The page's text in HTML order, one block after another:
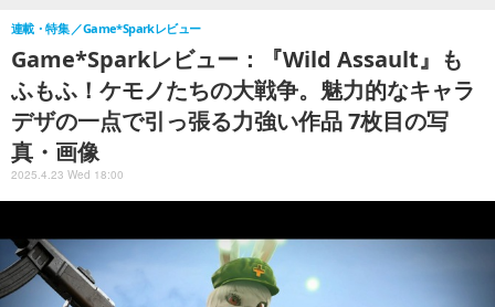
Game*Sparkレビュー：『Wild Assault』も
ふもふ！ケモノたちの大戦争。魅力的なキャラ
デザの一点で引っ張る力強い作品 7枚目の写
真・画像
連載・特集 Game*Sparkレビュー
2025.4.23 Wed 18:00